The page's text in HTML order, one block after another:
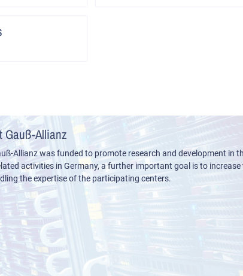
Gauß-Allianz
Allianz was funded to promote research and development in
activities in Germany, a further important goal is to
the expertise of the participating centers.